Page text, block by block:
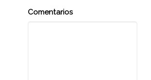
Comentarios